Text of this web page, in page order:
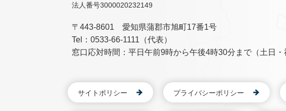
法人番号3000020232149
〒443-8601 愛知県蒲郡市旭町17番1号
Tel：0533-66-1111（代表）
窓口応対時間：平日午前9時から午後4時30分まで（土日・
サイトポリシー プライバシーポリシー